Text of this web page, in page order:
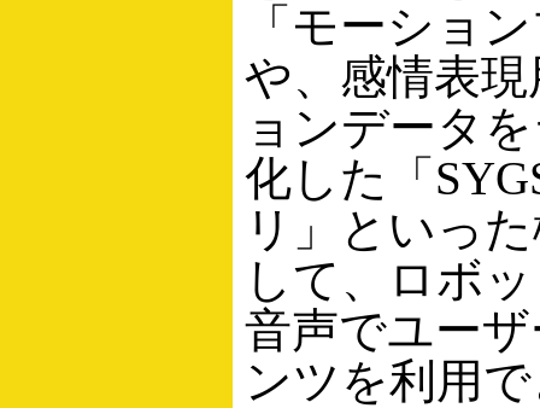
「モーショ
や、感情表
ョンデータ
化した「
リ」といっ
して、ロボ
音声でユー
ンツを利用